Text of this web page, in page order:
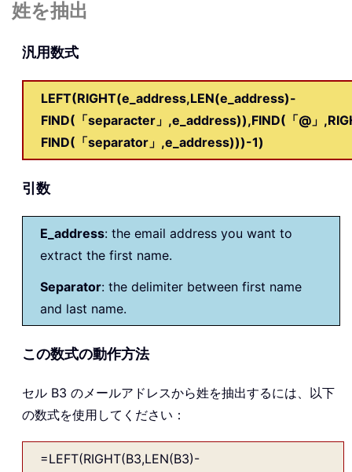
姓を抽出
汎用数式
LEFT(RIGHT(e_address,LEN(e_address)-
FIND(「separacter」,e_address)),FIND(「@」
FIND(「separator」,e_address)))-1)
引数
E_address: the email address you want to
extract the first name.
Separator: the delimiter between first name
and last name.
この数式の動作方法
セル B3 のメールアドレスから姓を抽出するには、以下
の数式を使用してください：
=LEFT(RIGHT(B3,LEN(B3)-